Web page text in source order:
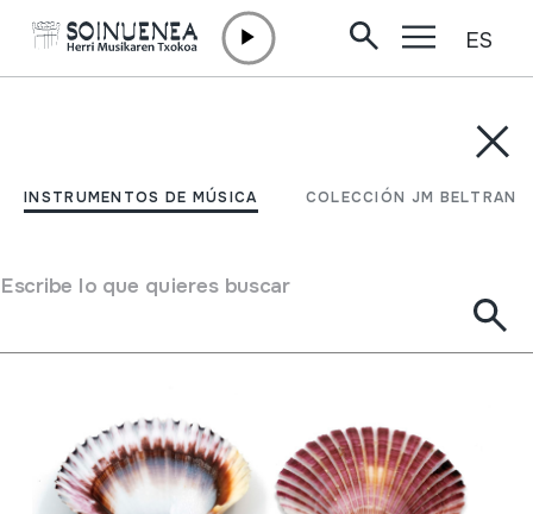
INSTRUMENTOS DE MÚSICA COLECCIÓN JM BELTRAN
Escribe lo que quieres buscar
ES
COLECCIÓN JM BELTRAN
Filtrar